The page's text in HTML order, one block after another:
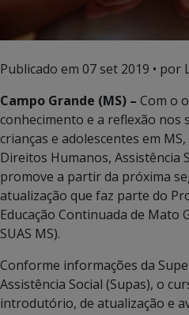
Publicado em 07 set 2019 • por
Campo Grande (MS) – Com o
conhecimento e a reflexão nos
crianças e adolescentes em
Direitos Humanos, Assistência
promove a partir da próxima
atualização que faz parte do
Educação Continuada de Mato
SUAS MS).
Conforme informações da
Assistência Social (Supas), o
introdutório, de atualização e